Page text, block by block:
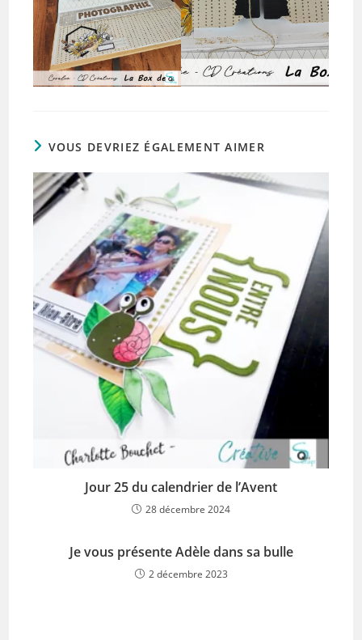
VOUS DEVRIEZ ÉGALEMENT AIMER
Jour 25 du calendrier de l’Avent
28 décembre 2024
Je vous présente Adèle dans sa bulle
2 décembre 2023